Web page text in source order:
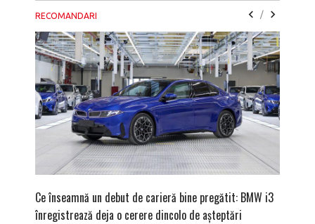
RECOMANDARI /
Ce înseamnă un debut de carieră bine pregătit: BMW i3
înregistrează deja o cerere dincolo de așteptări